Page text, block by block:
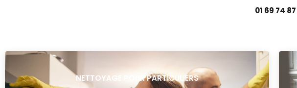
01 69 74
NETTOYAGE POUR PARTICULIERS